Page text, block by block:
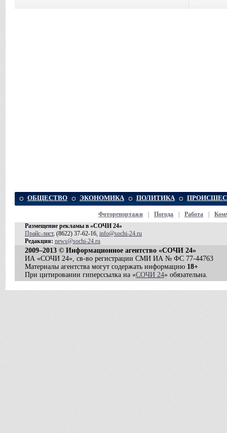
ОБЩЕСТВО ЭКОНОМИКА ПОЛИТИКА
Фоторепортажи Погода Работа
Размещение рекламы в «СОЧИ 24»
Прайс-лист, (8622) 37-62-16, info@sochi-24.ru
Редакция: news@sochi-24.ru
2009–2013 © Информационное агентство «СОЧИ 24»
ИА «СОЧИ 24», св-во регистрации СМИ ИА № ФС 77-44763
Материалы агентства могут содержать информацию 18+
При цитировании гиперссылка на «СОЧИ 24» обязательна.